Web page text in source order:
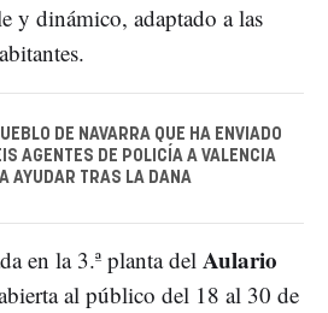
y dinámico, adaptado a las
DE NAVARRA QUE HA ENVIADO
AGENTES DE POLICÍA A VALENCIA
AYUDAR TRAS LA DANA
en la 3.ª planta del Aulario
al público del 18 al 30 de